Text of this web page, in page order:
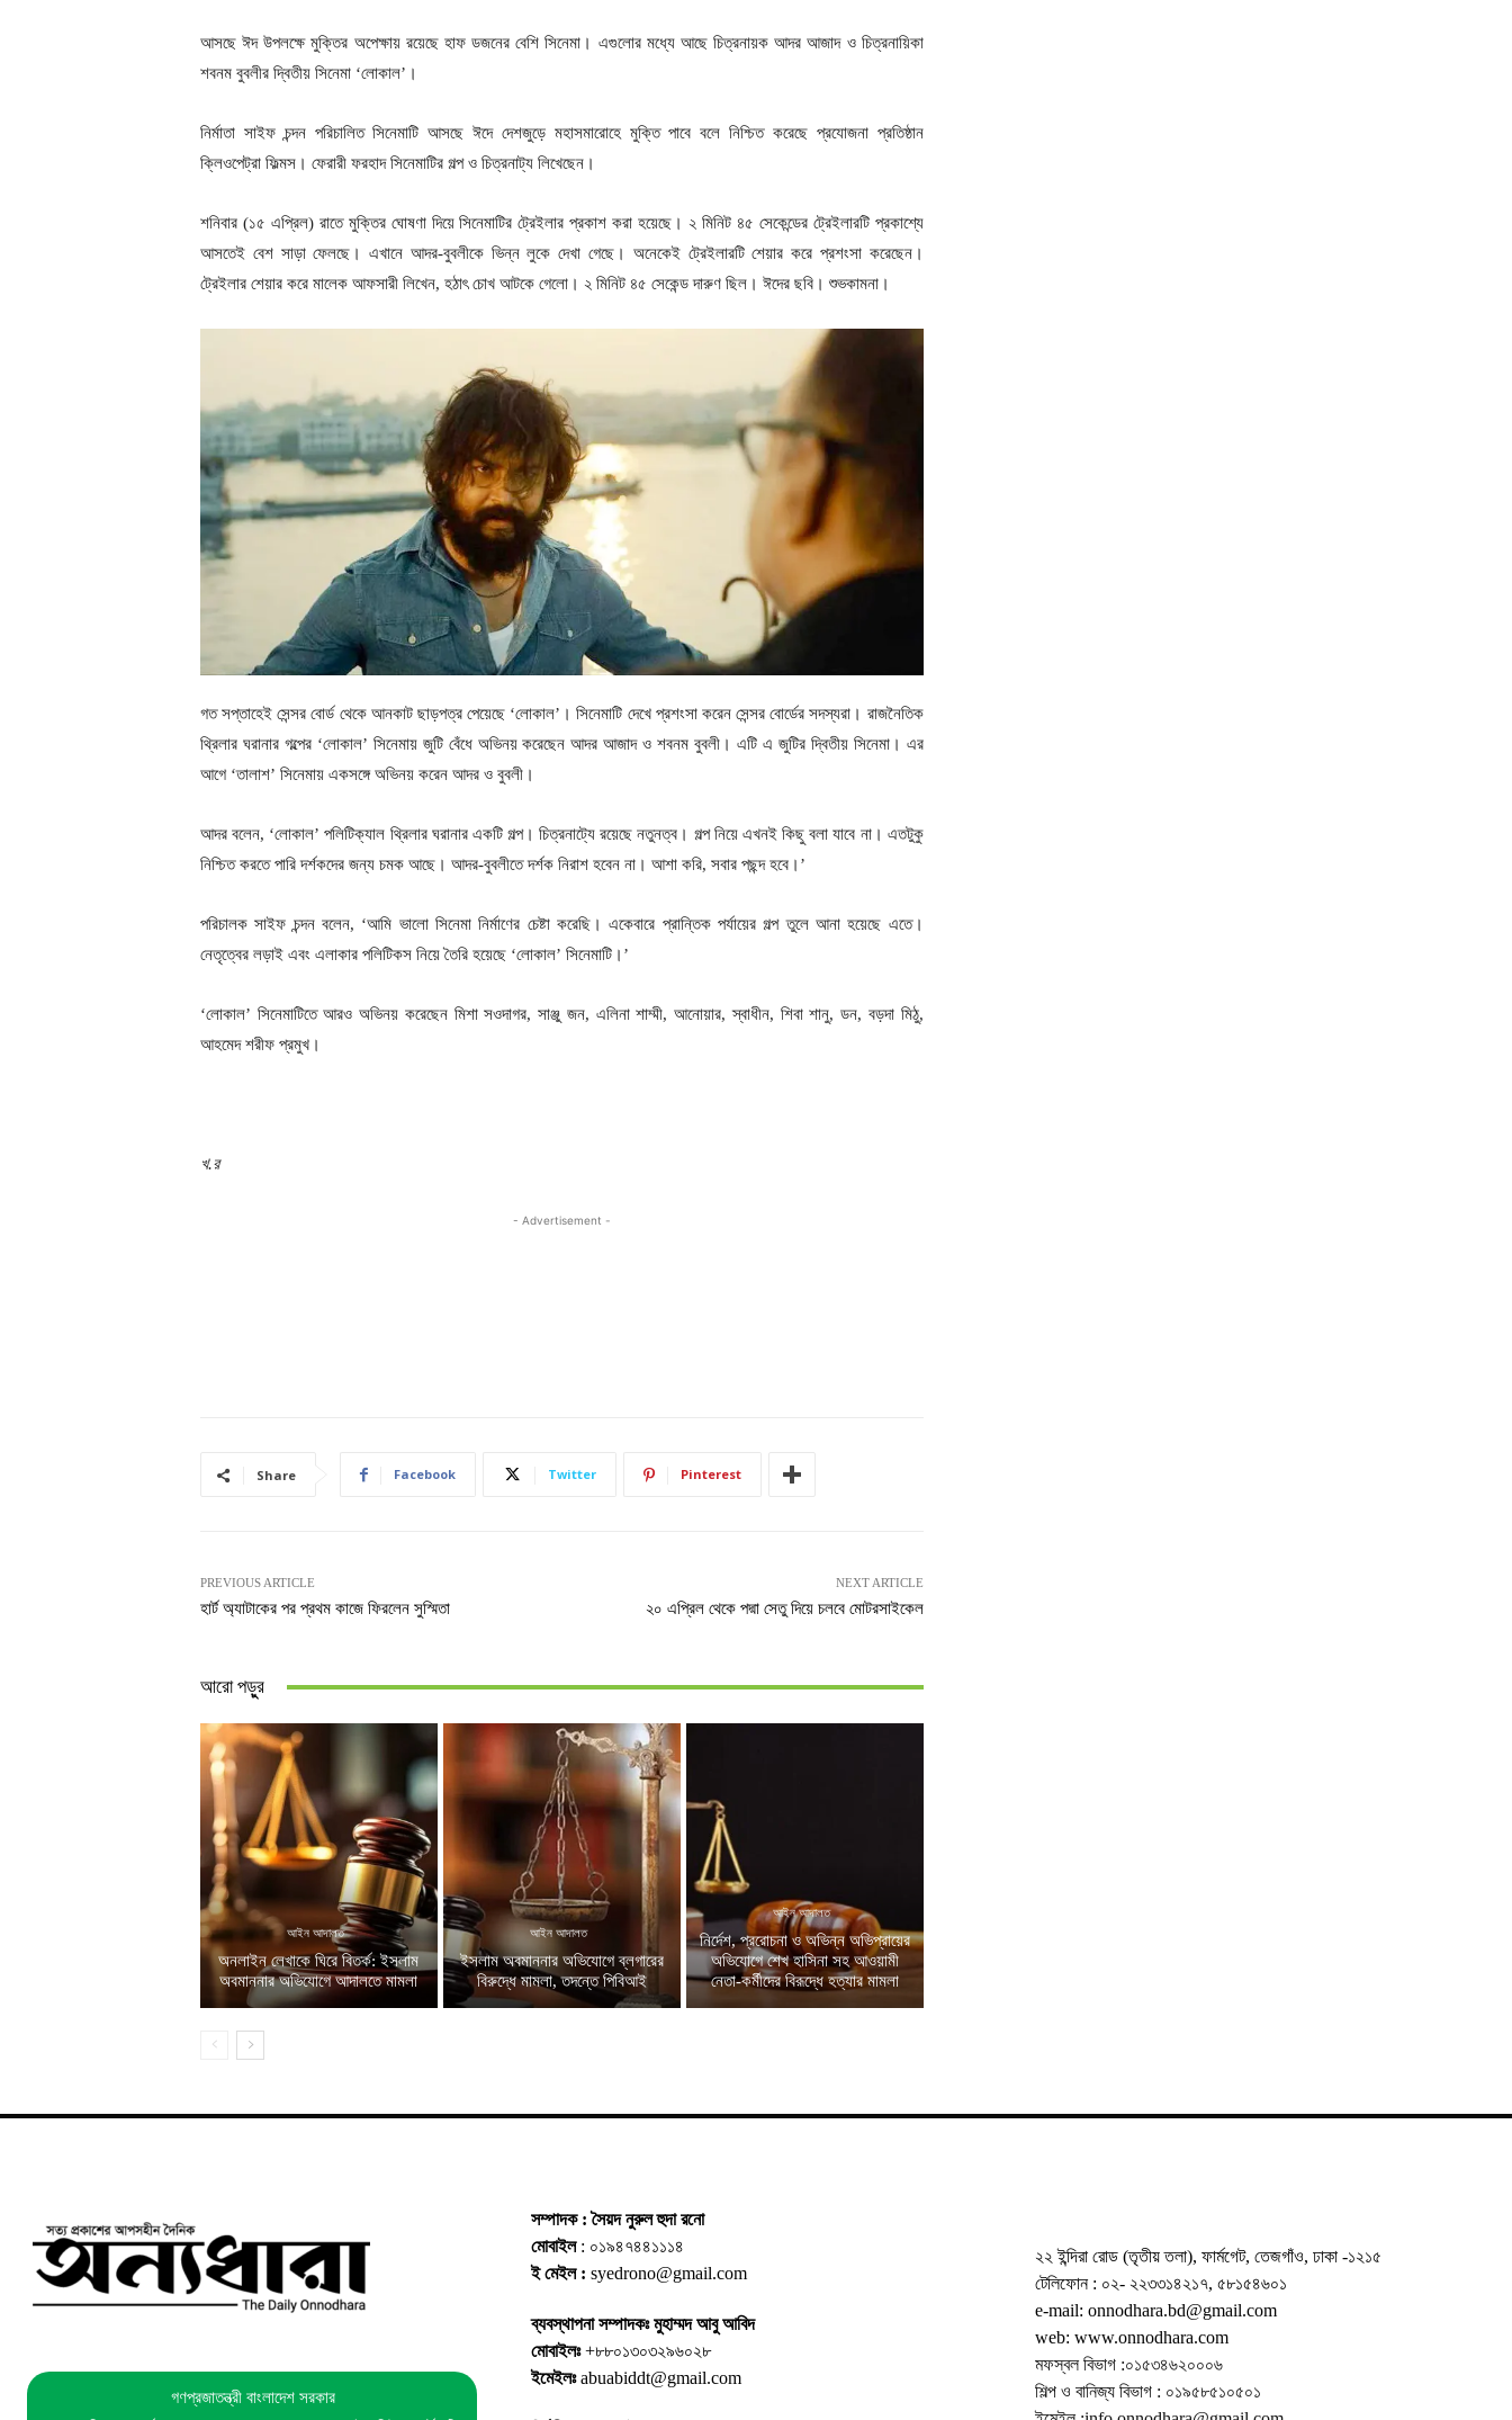
আসছে ঈদ উপলক্ষে মুক্তির অপেক্ষায় রয়েছে হাফ ডজনের বেশি সিনেমা। এগুলোর মধ্যে আছে চিত্রনায়ক আদর আজাদ ও চিত্রনায়িকা
শবনম বুবলীর দ্বিতীয় সিনেমা ‘লোকাল’।
নির্মাতা সাইফ চন্দন পরিচালিত সিনেমাটি আসছে ঈদে দেশজুড়ে মহাসমারোহে মুক্তি পাবে বলে নিশ্চিত করেছে প্রযোজনা প্রতিষ্ঠান
ক্লিওপেট্রা ফিল্মস। ফেরারী ফরহাদ সিনেমাটির গল্প ও চিত্রনাট্য লিখেছেন।
শনিবার (১৫ এপ্রিল) রাতে মুক্তির ঘোষণা দিয়ে সিনেমাটির ট্রেইলার প্রকাশ করা হয়েছে। ২ মিনিট ৪৫ সেকেন্ডের ট্রেইলারটি প্রকাশ্যে
আসতেই বেশ সাড়া ফেলছে। এখানে আদর-বুবলীকে ভিন্ন লুকে দেখা গেছে। অনেকেই ট্রেইলারটি শেয়ার করে প্রশংসা করেছেন।
ট্রেইলার শেয়ার করে মালেক আফসারী লিখেন, হঠাৎ চোখ আটকে গেলো। ২ মিনিট ৪৫ সেকেন্ড দারুণ ছিল। ঈদের ছবি। শুভকামনা।
গত সপ্তাহেই সেন্সর বোর্ড থেকে আনকাট ছাড়পত্র পেয়েছে ‘লোকাল’। সিনেমাটি দেখে প্রশংসা করেন সেন্সর বোর্ডের সদস্যরা। রাজনৈতিক
থ্রিলার ঘরানার গল্পের ‘লোকাল’ সিনেমায় জুটি বেঁধে অভিনয় করেছেন আদর আজাদ ও শবনম বুবলী। এটি এ জুটির দ্বিতীয় সিনেমা। এর
আগে ‘তালাশ’ সিনেমায় একসঙ্গে অভিনয় করেন আদর ও বুবলী।
আদর বলেন, ‘লোকাল’ পলিটিক্যাল থ্রিলার ঘরানার একটি গল্প। চিত্রনাট্যে রয়েছে নতুনত্ব। গল্প নিয়ে এখনই কিছু বলা যাবে না। এতটুকু
নিশ্চিত করতে পারি দর্শকদের জন্য চমক আছে। আদর-বুবলীতে দর্শক নিরাশ হবেন না। আশা করি, সবার পছন্দ হবে।’
পরিচালক সাইফ চন্দন বলেন, ‘আমি ভালো সিনেমা নির্মাণের চেষ্টা করেছি। একেবারে প্রান্তিক পর্যায়ের গল্প তুলে আনা হয়েছে এতে।
নেতৃত্বের লড়াই এবং এলাকার পলিটিকস নিয়ে তৈরি হয়েছে ‘লোকাল’ সিনেমাটি।’
‘লোকাল’ সিনেমাটিতে আরও অভিনয় করেছেন মিশা সওদাগর, সাঞ্জু জন, এলিনা শাম্মী, আনোয়ার, স্বাধীন, শিবা শানু, ডন, বড়দা মিঠু,
আহমেদ শরীফ প্রমুখ।
খ.র
- Advertisement -
Share Facebook Twitter Pinterest
PREVIOUS ARTICLE
হার্ট অ্যাটাকের পর প্রথম কাজে ফিরলেন সুস্মিতা
NEXT ARTICLE
২০ এপ্রিল থেকে পদ্মা সেতু দিয়ে চলবে মোটরসাইকেল
আরো পড়ুুর
আইন আদালত
অনলাইন লেখাকে ঘিরে বিতর্ক: ইসলাম
অবমাননার অভিযোগে আদালতে মামলা
আইন আদালত
ইসলাম অবমাননার অভিযোগে ব্লগারের
বিরুদ্ধে মামলা, তদন্তে পিবিআই
আইন আদালত
নির্দেশ, প্ররোচনা ও অভিন্ন অভিপ্রায়ের
অভিযোগে শেখ হাসিনা সহ আওয়ামী
নেতা-কর্মীদের বিরূদ্ধে হত্যার মামলা
গণপ্রজাতন্ত্রী বাংলাদেশ সরকার
সম্পাদক : সৈয়দ নুরুল হুদা রনো
মোবাইল: ০১৯৪৭৪৪১১১৪
ই মেইল : syedrono@gmail.com
ব্যবস্থাপনা সম্পাদকঃ মুহাম্মদ আবু আবিদ
মোবাইলঃ+৮৮০১৩০৩২৯৬০২৮
ইমেইলঃabuabiddt@gmail.com
২২ ইন্দিরা রোড (তৃতীয় তলা), ফার্মগেট, তেজগাঁও, ঢাকা -১২১৫
টেলিফোন : ০২- ২২৩৩১৪২১৭, ৫৮১৫৪৬০১
e-mail: onnodhara.bd@gmail.com
web: www.onnodhara.com
মফস্বল বিভাগ :০১৫৩৪৬২০০০৬
শিল্প ও বানিজ্য বিভাগ : ০১৯৫৮৫১০৫০১